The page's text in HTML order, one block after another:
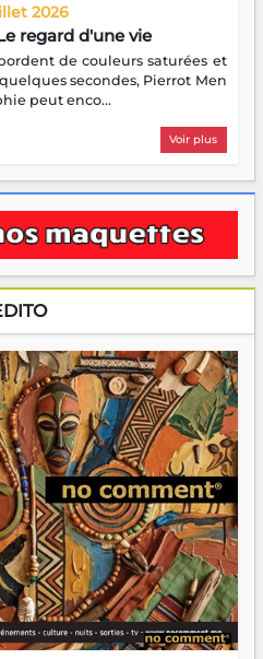
2026
regard d'une vie
de couleurs saturées et
secondes, Pierrot Men
peut enco...
Voir plus